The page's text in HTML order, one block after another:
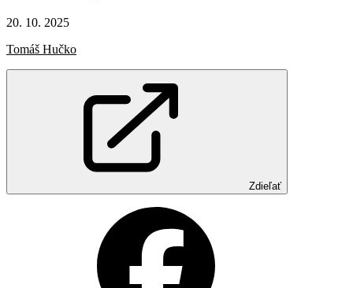
20. 10. 2025
Tomáš Hučko
Zdieľať